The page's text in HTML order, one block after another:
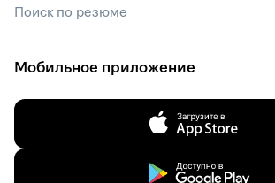
Поиск по резюме
Мобильное приложение